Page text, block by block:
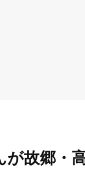
が故郷・